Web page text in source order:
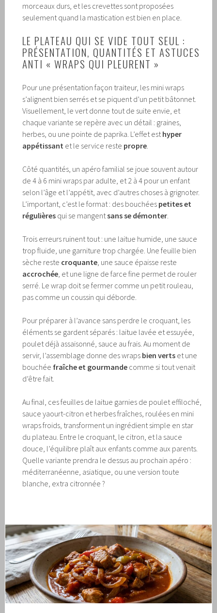
morceaux durs, et les crevettes sont proposées
seulement quand la mastication est bien en place.
LE PLATEAU QUI SE VIDE TOUT SEUL :
PRÉSENTATION, QUANTITÉS ET ASTUCES
ANTI « WRAPS QUI PLEURENT »
Pour une présentation façon traiteur, les mini wraps
s’alignent bien serrés et se piquent d’un petit bâtonnet.
Visuellement, le vert donne tout de suite envie, et
chaque variante se repère avec un détail : graines,
herbes, ou une pointe de paprika. L’effet est hyper
appétissant et le service reste propre
Côté quantités, un apéro familial se joue souvent autour
de 4 à 6 mini wraps par adulte, et 2 à 4 pour un enfant
selon l’âge et l’appétit, avec d’autres choses à grignoter.
L’important, c’est le format : des bouchées petites et
régulières qui se mangentsans se démonter
Trois erreurs ruinent tout : une laitue humide, une sauce
trop fluide, une garniture trop chargée. Une feuille bien
sèche reste croquante , une sauce épaisse reste
accrochée , et une ligne de farce fine permet de rouler
serré. Le wrap doit se fermer comme un petit rouleau,
pas comme un coussin qui déborde.
Pour préparer à l’avance sans perdre le croquant, les
éléments se gardent séparés : laitue lavée et essuyée,
poulet déjà assaisonné, sauce au frais. Au moment de
servir, l’assemblage donne des wraps bien verts et une
bouchée fraîche et gourmande comme si tout venait
d’être fait.
Au final, ces feuilles de laitue garnies de poulet effiloché,
sauce yaourt-citron et herbes fraîches, roulées en mini
wraps froids, transforment un ingrédient simple en star
du plateau. Entre le croquant, le citron, et la sauce
douce, l’équilibre plaît aux enfants comme aux parents.
Quelle variante prendra le dessus au prochain apéro :
méditerranéenne, asiatique, ou une version toute
blanche, extra citronnée ?